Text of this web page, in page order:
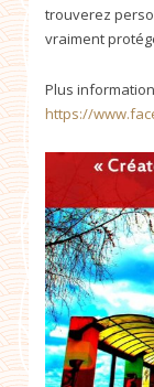
trouverez
vraiment
Plus
https://